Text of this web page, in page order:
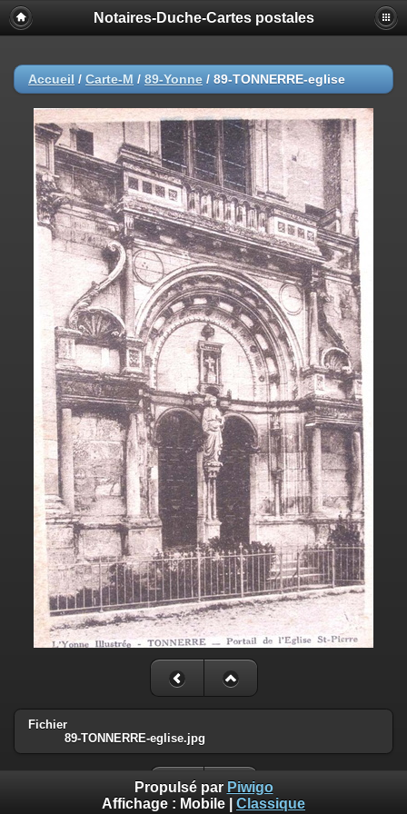
Notaires-Duche-Cartes postales
Accueil / Carte-M / 89-Yonne / 89-TONNERRE-eglise
Fichier
89-TONNERRE-eglise.jpg
Propulsé par Piwigo
Affichage : Mobile Classique